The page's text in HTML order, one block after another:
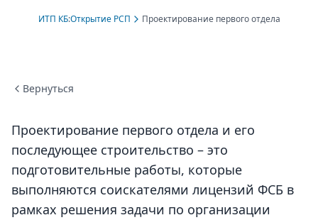
ИТП КБ:Открытие РСП Проектирование первого отдела
Вернуться
Проектирование первого отдела и его
последующее строительство – это
подготовительные работы, которые
выполняются соискателями лицензий ФСБ в
рамках решения задачи по организации